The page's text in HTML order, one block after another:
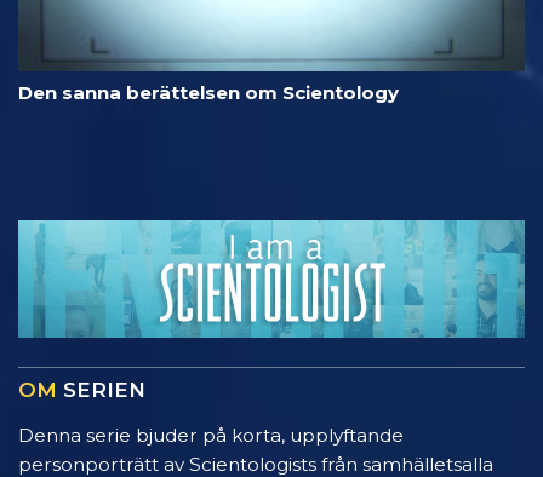
Den sanna berättelsen om Scientology
OM SERIEN
Denna serie bjuder på korta, upplyftande
personporträtt av Scientologists från samhälletsalla